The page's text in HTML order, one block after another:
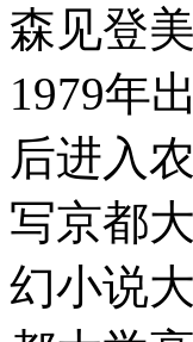
森见登
1979年
后进入
写京都
幻小说